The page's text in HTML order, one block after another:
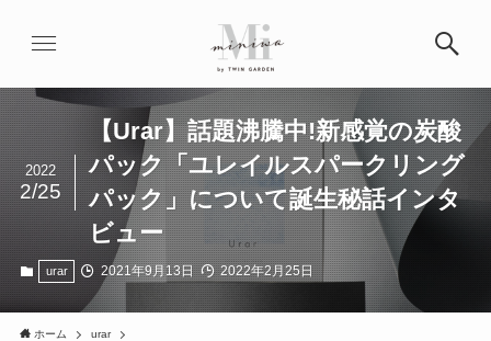
【Urar】話題沸騰中!新感覚の炭酸
パック「ユレイルスパークリング
パック」について誕生秘話インタ
ビュー
2022
2/25
urar 2021年9月13日 2022年2月25日
ホーム urar